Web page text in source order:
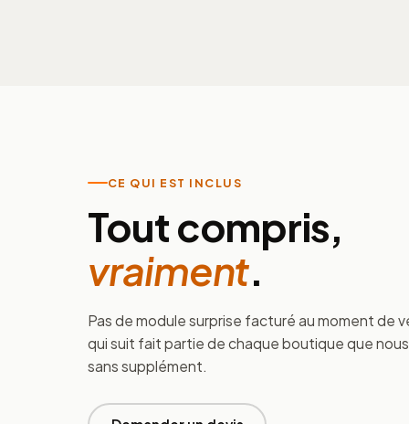
CE QUI EST INCLUS
Tout compris,
vraiment.
Pas de module surprise facturé au moment de
qui suit fait partie de chaque boutique que nous
sans supplément.